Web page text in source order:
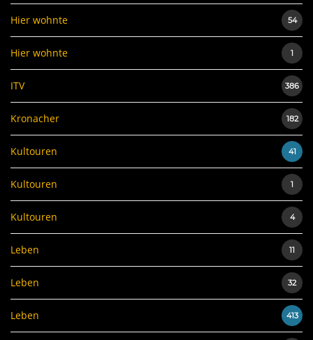
Hier wohnte 54
Hier wohnte 1
ITV 386
Kronacher 182
Kultouren 41
Kultouren 1
Kultouren 4
Leben 11
Leben 32
Leben 413